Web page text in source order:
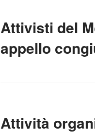
Attivisti del
appello
Attività